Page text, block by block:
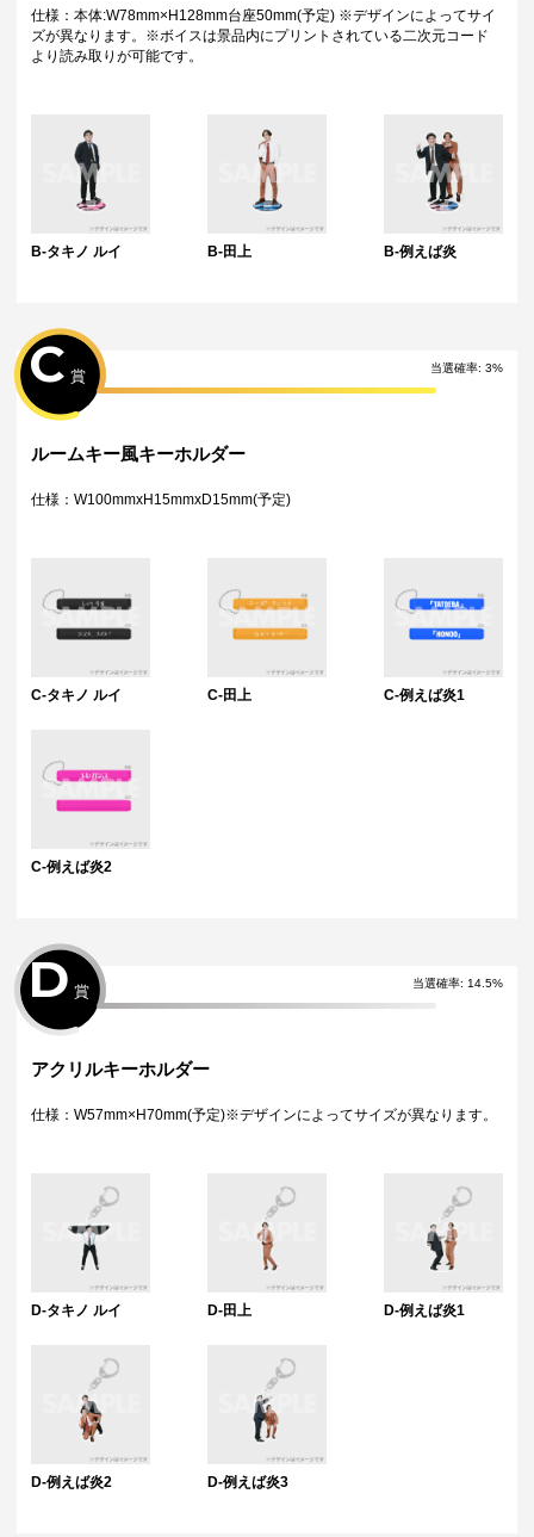
※単発（1回ボタン）で引いた方は多連特典の対象とはなりませんのでご
注意ください。
Wチャンス賞について
に関わらず権利保有者全員に結果をお知らせします。（原則として期間
終了後の翌日12時以降に通知します）
・Wチャンス賞のチャレンジには初回のみアンケートへのご回答が必須と
なります。
・2回目以降は自動的に開催中のWチャンス賞へ応募となります。
仕様：本体:W78mm×H128mm台座50mm(予定) ※デザインによってサイ
ズが異なります。※ボイスは景品内にプリントされている二次元コード
より読み取りが可能です。
B-タキノ ルイ B-田上 B-例えば炎
当選確率: 3%
C 賞
ルームキー風キーホルダー
仕様：W100mmxH15mmxD15mm(予定)
C-タキノ ルイ C-田上 C-例えば炎1
C-例えば炎2
当選確率: 14.5%
D 賞
アクリルキーホルダー
仕様：W57mm×H70mm(予定)※デザインによってサイズが異なります。
D-タキノ ルイ D-田上 D-例えば炎1
D-例えば炎2 D-例えば炎3